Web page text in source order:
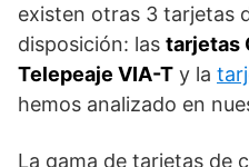
existen otras 3 tarjetas
disposición: las tarjetas
Telepeaje VIA-T y la
hemos analizado en
La gama de tarjetas de